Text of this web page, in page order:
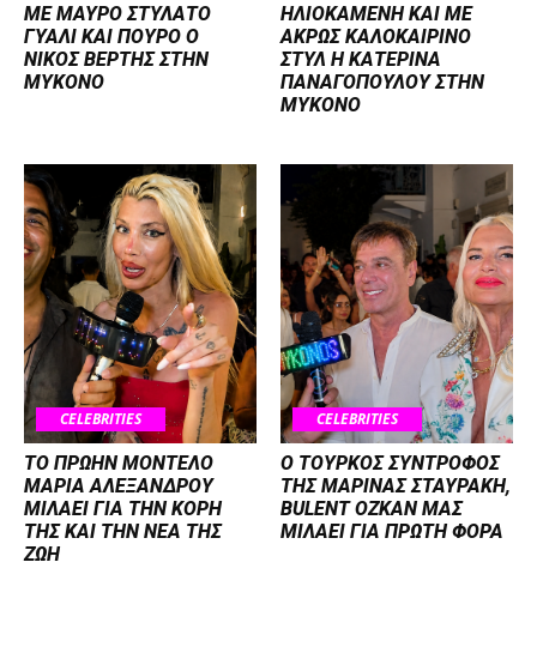
ΜΕ ΜΑΥΡΟ ΣΤΥΛΑΤΟ
ΓΥΑΛΙ ΚΑΙ ΠΟΥΡΟ Ο
ΝΙΚΟΣ ΒΕΡΤΗΣ ΣΤΗΝ
ΜΥΚΟΝΟ
ΗΛΙΟΚΑΜΕΝΗ ΚΑΙ ΜΕ
ΑΚΡΩΣ ΚΑΛΟΚΑΙΡΙΝΟ
ΣΤΥΛ Η ΚΑΤΕΡΙΝΑ
ΠΑΝΑΓΟΠΟΥΛΟΥ ΣΤΗΝ
ΜΥΚΟΝΟ
CELEBRITIES
ΤΟ ΠΡΩΗΝ ΜΟΝΤΕΛΟ
ΜΑΡΙΑ ΑΛΕΞΑΝΔΡΟΥ
ΜΙΛΑΕΙ ΓΙΑ ΤΗΝ ΚΟΡΗ
ΤΗΣ ΚΑΙ ΤΗΝ ΝΕΑ ΤΗΣ
ΖΩΗ
CELEBRITIES
Ο ΤΟΥΡΚΟΣ ΣΥΝΤΡΟΦΟΣ
ΤΗΣ ΜΑΡΙΝΑΣ ΣΤΑΥΡΑΚΗ,
BULENT OZKAN ΜΑΣ
ΜΙΛΑΕΙ ΓΙΑ ΠΡΩΤΗ ΦΟΡΑ